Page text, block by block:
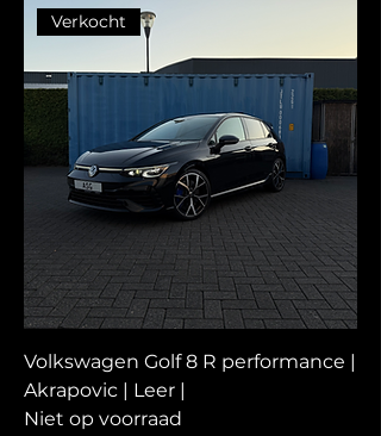
Verkocht
Volkswagen Golf 8 R performance |
Akrapovic | Leer |
Niet op voorraad